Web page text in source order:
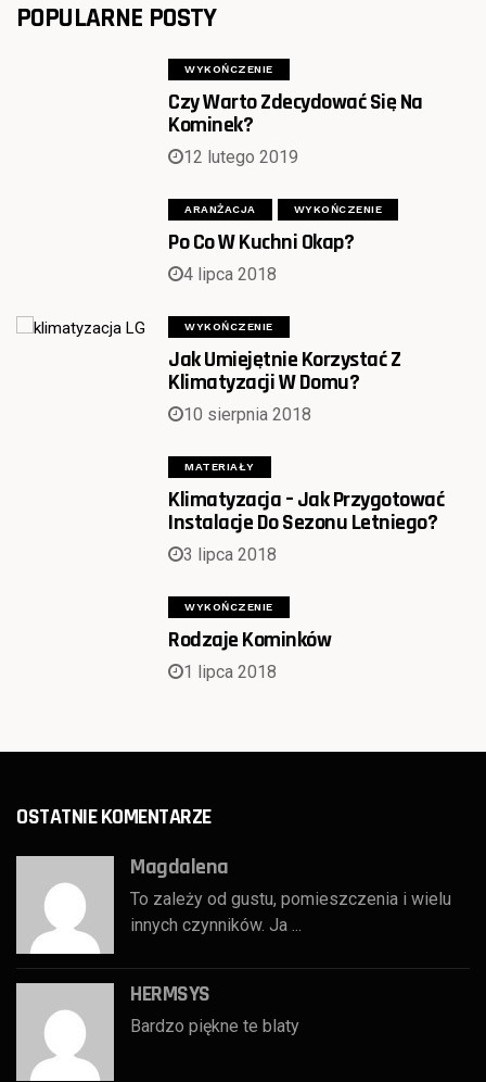
POPULARNE POSTY
WYKOŃCZENIE
Czy Warto Zdecydować Się Na
Kominek?
12 lutego 2019
ARANŻACJA WYKOŃCZENIE
Po Co W Kuchni Okap?
4 lipca 2018
WYKOŃCZENIE
Jak Umiejętnie Korzystać Z
Klimatyzacji W Domu?
10 sierpnia 2018
MATERIAŁY
Klimatyzacja – Jak Przygotować
Instalacje Do Sezonu Letniego?
3 lipca 2018
WYKOŃCZENIE
Rodzaje Kominków
1 lipca 2018
OSTATNIE KOMENTARZE
Magdalena
To zależy od gustu, pomieszczenia i wielu
innych czynników. Ja ...
HERMSYS
Bardzo piękne te blaty